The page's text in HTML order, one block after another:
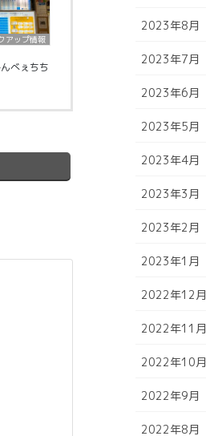
アップ情報
べぇちち
2023年8月
2023年7月
2023年6月
2023年5月
2023年4月
2023年3月
2023年2月
2023年1月
2022年12月
2022年11月
2022年10月
2022年9月
2022年8月